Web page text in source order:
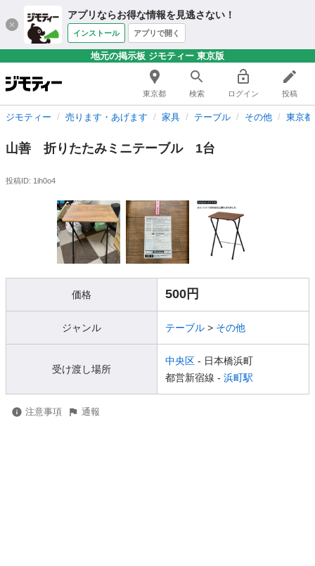
アプリならお得な情報を見逃さない！
インストール アプリで開く
地元の掲示板 ジモティー 東京版
東京都 検索 ログイン 投稿
ジモティー 売ります・あげます 家具 テーブル その他 東京
山善 折りたたみミニテーブル 1台
投稿ID: 1ih0o4
価格 500円
ジャンル テーブル > その他
受け渡し場所
中央区 - 日本橋浜町
都営新宿線 - 浜町駅
注意事項 通報